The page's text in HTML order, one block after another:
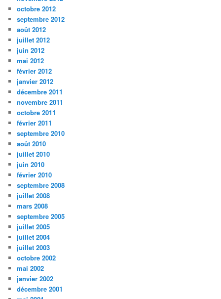
octobre 2012
septembre 2012
août 2012
juillet 2012
juin 2012
mai 2012
février 2012
janvier 2012
décembre 2011
novembre 2011
octobre 2011
février 2011
septembre 2010
août 2010
juillet 2010
juin 2010
février 2010
septembre 2008
juillet 2008
mars 2008
septembre 2005
juillet 2005
juillet 2004
juillet 2003
octobre 2002
mai 2002
janvier 2002
décembre 2001